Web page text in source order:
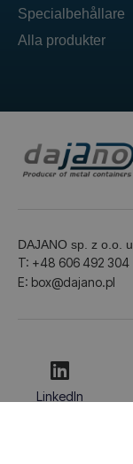
Specialbehållare
Alla produkter
DAJANO sp. z o.o.
T: +48 606 492 304
E: box@dajano.pl
LinkedIn